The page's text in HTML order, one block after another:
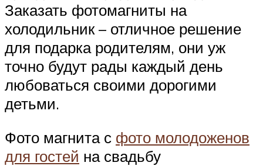
Заказать фотомагниты на
холодильник – отличное решение
для подарка родителям, они уж
точно будут рады каждый день
любоваться своими дорогими
детьми.
Фото магнита с фото молодоженов
для гостей на свадьбу